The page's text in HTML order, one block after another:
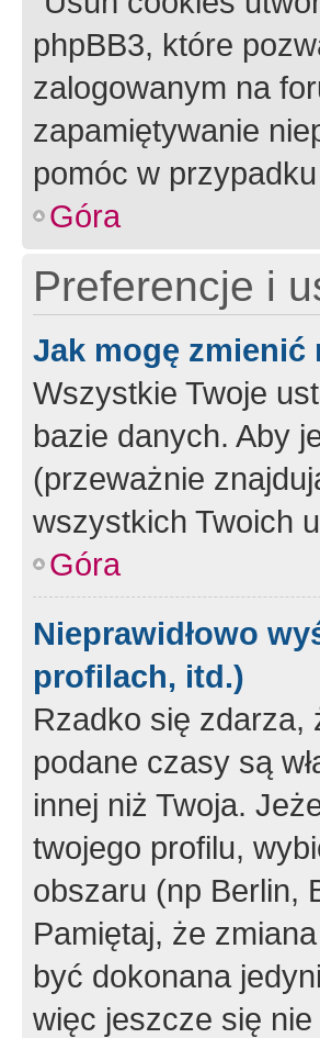
phpBB3, które
zalogowanym na
zapamiętywanie
pomóc w
Góra
Preferencje i
Jak mogę zmienić
Wszystkie Twoje
bazie danych. Aby
(przeważnie
wszystkich Twoich
Góra
Nieprawidłowo
profilach, itd.)
Rzadko się zdarza,
podane czasy są
innej niż Twoja.
twojego profilu,
obszaru (np Berlin,
Pamiętaj, że
być dokonana
więc jeszcze się